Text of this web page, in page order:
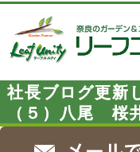
社長ブログ更新
（５）八尾 桜